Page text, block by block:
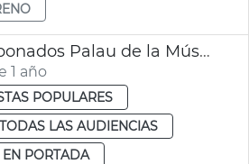
Incremento abonados Palau de la Música 2024-25
1 año
POPULARES
TODAS LAS AUDIENCIAS
EN PORTADA